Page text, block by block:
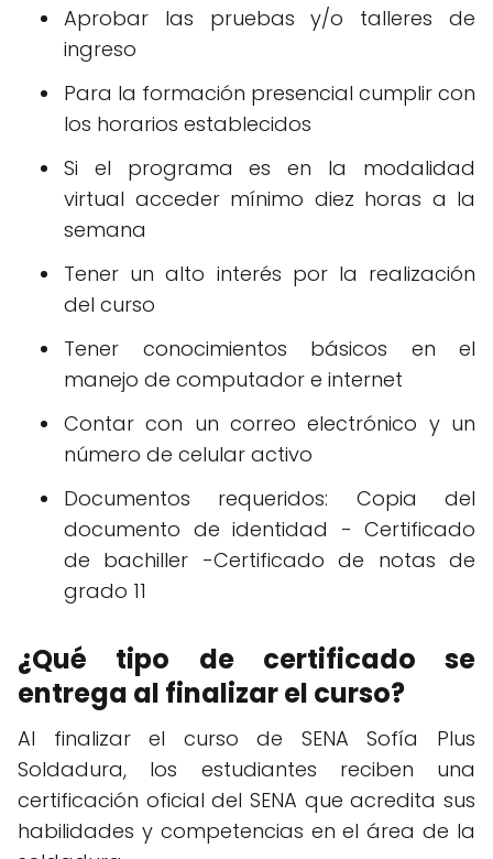
Aprobar las pruebas y/o talleres de
ingreso
Para la formación presencial cumplir con
los horarios establecidos
Si el programa es en la modalidad
virtual acceder mínimo diez horas a la
semana
Tener un alto interés por la realización
del curso
Tener conocimientos básicos en el
manejo de computador e internet
Contar con un correo electrónico y un
número de celular activo
Documentos requeridos: Copia del
documento de identidad - Certificado
de bachiller -Certificado de notas de
grado 11
¿Qué tipo de certificado se
entrega al finalizar el curso?
Al finalizar el curso de SENA Sofía Plus
Soldadura, los estudiantes reciben una
certificación oficial del SENA que acredita sus
habilidades y competencias en el área de la